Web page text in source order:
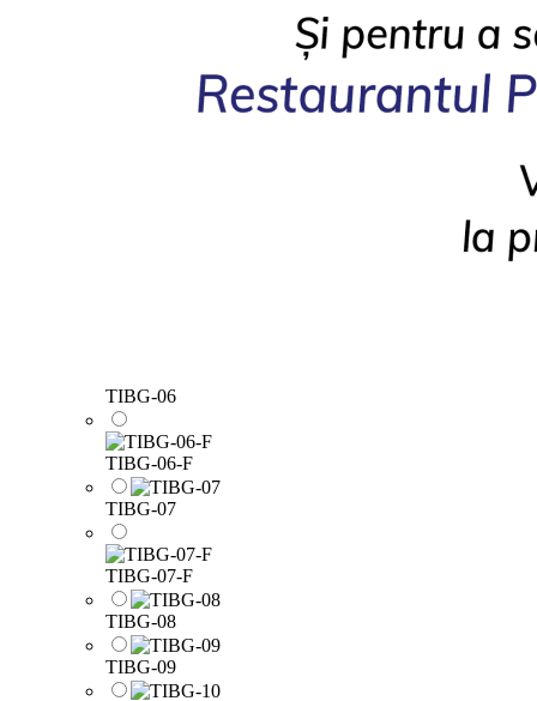
TIBG-06
TIBG-06-F
TIBG-07
TIBG-07-F
TIBG-08
TIBG-09